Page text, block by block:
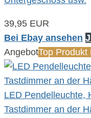
39,95 EUR
Bei Ebay ansehen
AngebotTop Produkt
LED Pendelleuchte,
Tastdimmer an der